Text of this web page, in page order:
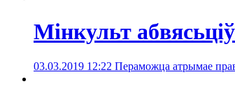
Мінкульт
03.03.2019 12:22 Пераможца атрымае